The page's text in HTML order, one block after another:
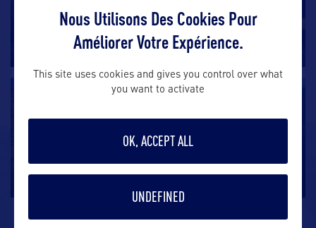
Dans les Appalaches, à l’est de Chattanooga, cette
Scenic Byway de 26 miles,…
Great Smoky Mountains National Park
Il y a 1000 ans, ces montagnes étaient peuplées par
les cherokees. Depuis…
Nous Utilisons Des Cookies Pour
Améliorer Votre Expérience.
This site uses cookies and gives you control over what
you want to activate
OK, ACCEPT ALL
UNDEFINED